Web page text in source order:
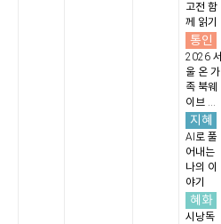
고전 함
께 읽기
통인
2026 서
울 온 가
족 북웨
이브 ...
지혜
AI로 풀
어내는
나의 이
야기
혜화
시낭독